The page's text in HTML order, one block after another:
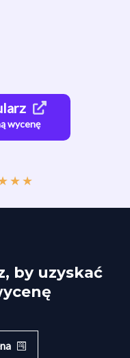
wycenę
★★
by uzyskać